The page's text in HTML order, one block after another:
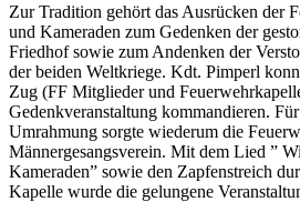
Zur Tradition gehört das Ausrücken der
und Kameraden zum Gedenken der
Friedhof sowie zum Andenken der
der beiden Weltkriege. Kdt. Pimperl
Zug (FF Mitglieder und
Gedenkveranstaltung kommandieren.
Umrahmung sorgte wiederum die
Männergesangsverein. Mit dem Lied ”
Kameraden” sowie den Zapfenstreich
Kapelle wurde die gelungene